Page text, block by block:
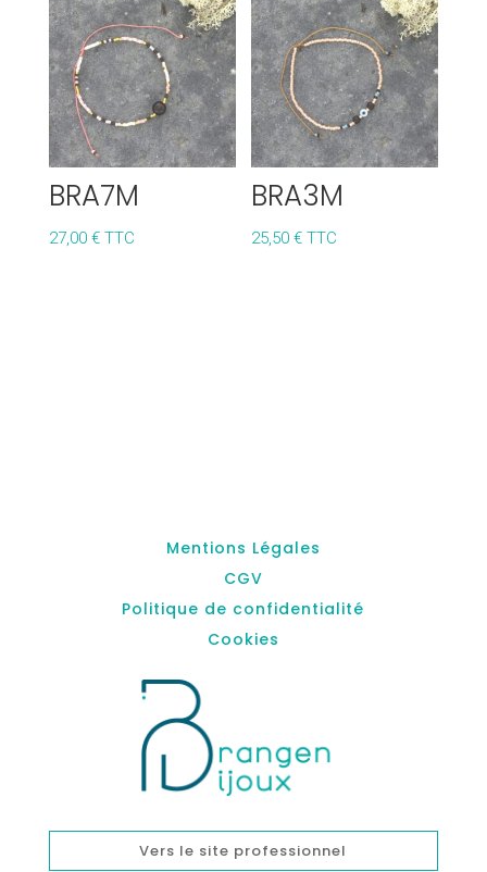
BRA7M
27,00 € TTC
BRA3M
25,50€ TTC
Mentions Légales
CGV
Politique de confidentialité
Cookies
Vers le site professionnel